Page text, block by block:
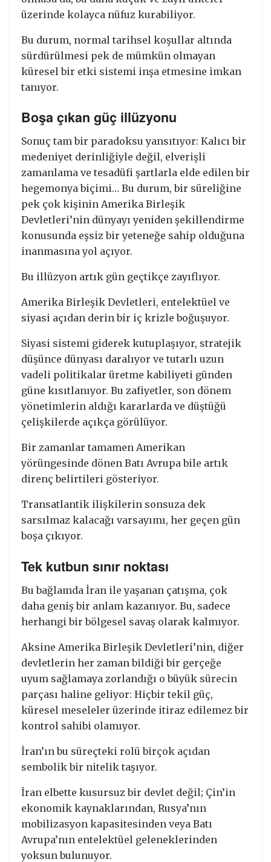
üzerinde kolayca nüfuz kurabiliyor.
Bu durum, normal tarihsel koşullar altında
sürdürülmesi pek de mümkün olmayan
küresel bir etki sistemi inşa etmesine imkan
tanıyor.
Boşa çıkan güç illüzyonu
Sonuç tam bir paradoksu yansıtıyor: Kalıcı bir
medeniyet derinliğiyle değil, elverişli
zamanlama ve tesadüfi şartlarla elde edilen bir
hegemonya biçimi… Bu durum, bir süreliğine
pek çok kişinin Amerika Birleşik
Devletleri’nin dünyayı yeniden şekillendirme
konusunda eşsiz bir yeteneğe sahip olduğuna
inanmasına yol açıyor.
Bu illüzyon artık gün geçtikçe zayıflıyor.
Amerika Birleşik Devletleri, entelektüel ve
siyasi açıdan derin bir iç krizle boğuşuyor.
Siyasi sistemi giderek kutuplaşıyor, stratejik
düşünce dünyası daralıyor ve tutarlı uzun
vadeli politikalar üretme kabiliyeti günden
güne kısıtlanıyor. Bu zafiyetler, son dönem
yönetimlerin aldığı kararlarda ve düştüğü
çelişkilerde açıkça görülüyor.
Bir zamanlar tamamen Amerikan
yörüngesinde dönen Batı Avrupa bile artık
direnç belirtileri gösteriyor.
Transatlantik ilişkilerin sonsuza dek
sarsılmaz kalacağı varsayımı, her geçen gün
boşa çıkıyor.
Tek kutbun sınır noktası
Bu bağlamda İran ile yaşanan çatışma, çok
daha geniş bir anlam kazanıyor. Bu, sadece
herhangi bir bölgesel savaş olarak kalmıyor.
Aksine Amerika Birleşik Devletleri’nin, diğer
devletlerin her zaman bildiği bir gerçeğe
uyum sağlamaya zorlandığı o büyük sürecin
parçası haline geliyor: Hiçbir tekil güç,
küresel meseleler üzerinde itiraz edilemez bir
kontrol sahibi olamıyor.
İran’ın bu süreçteki rolü birçok açıdan
sembolik bir nitelik taşıyor.
İran elbette kusursuz bir devlet değil; Çin’in
ekonomik kaynaklarından, Rusya’nın
mobilizasyon kapasitesinden veya Batı
Avrupa’nın entelektüel geleneklerinden
yoksun bulunuyor.